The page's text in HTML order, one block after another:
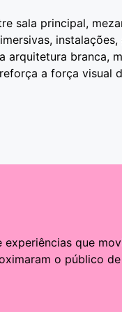
sala principal,
arquitetura branca,
a força visual
que
o público